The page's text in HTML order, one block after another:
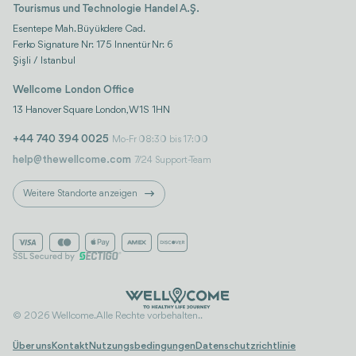
Tourismus und Technologie Handel A.Ş.
Esentepe Mah. Büyükdere Cad.
Ferko Signature Nr: 175 Innentür Nr: 6
Şişli / Istanbul
Wellcome London Office
13 Hanover Square London, W1S 1HN
+44 740 394 0025 Mo-Fr 08:30 bis 17:00
help@thewellcome.com 7/24 Support-Team
Weitere Standorte anzeigen
© 2026 Wellcome. Alle Rechte vorbehalten..
Über uns Kontakt Nutzungsbedingungen Datenschutzrichtlinie